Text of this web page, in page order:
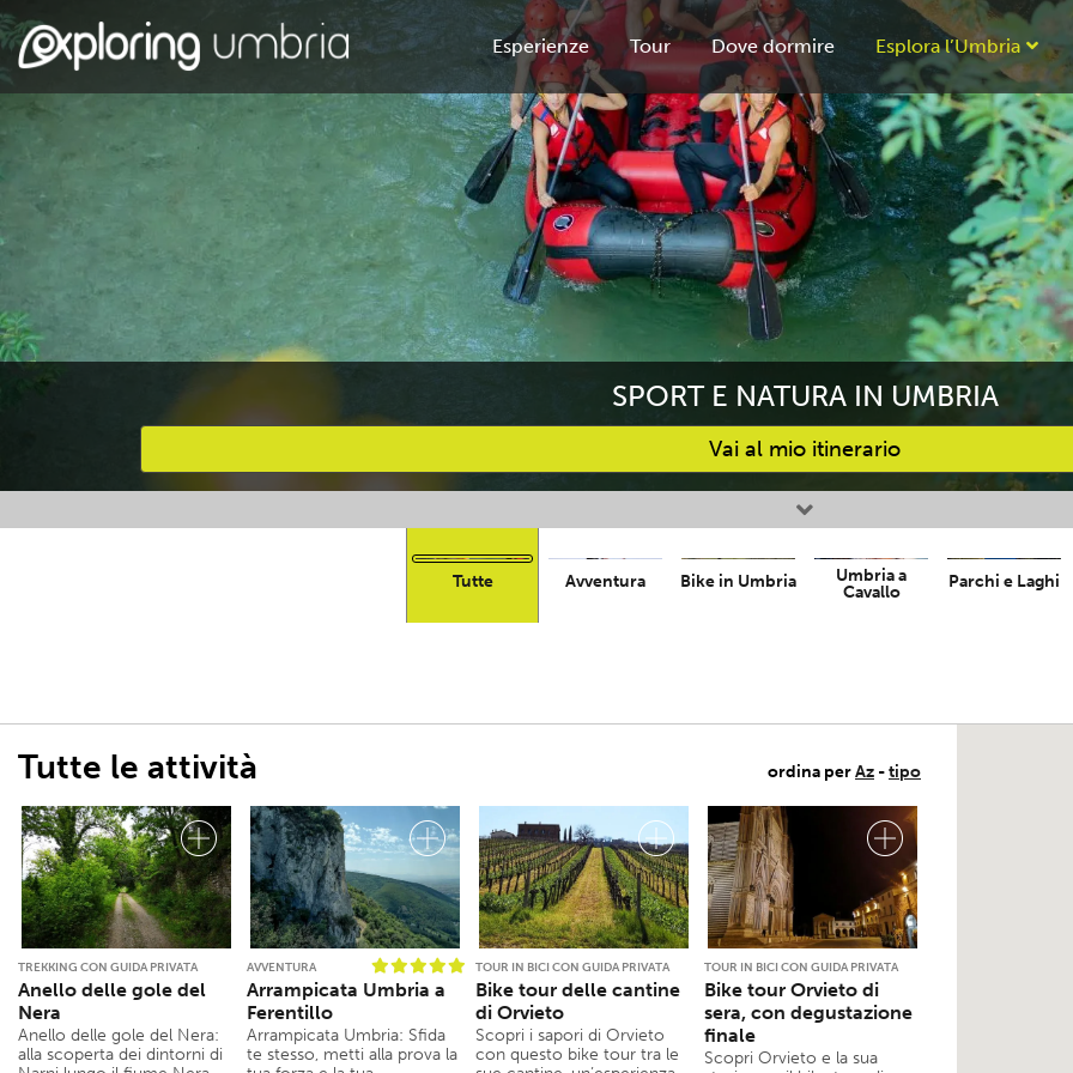
Esperienze Tour Dove dormire Esplora l’Umbria
SPORT E NATURA IN UMBRIA
Vai al mio itinerario
Attività preferite
Tutte Avventura Bike in Umbria
Umbria a
Cavallo
Parchi e Laghi
ordina perAz -tipo
Tutte le attività
TREKKING CON GUIDA PRIVATA
Anello delle gole del
Nera
Anello delle gole del Nera:
alla scoperta dei dintorni di
AVVENTURA
Arrampicata Umbria a
Ferentillo
Arrampicata Umbria: Sfida
te stesso, metti alla prova la
TOUR IN BICI CON GUIDA PRIVATA
Bike tour delle cantine
di Orvieto
Scopri i sapori di Orvieto
con questo bike tour tra le
TOUR IN BICI CON GUIDA PRIVATA
Bike tour Orvieto di
sera, con degustazione
finale
Scopri Orvieto e la sua